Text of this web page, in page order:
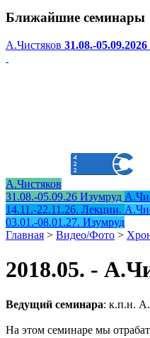
Ближайшие семинары
А.Чистяков 31.08.-05.09.2026
А.Чистяков
31.08.-05.09.26 Изумруд
14.11.-22.11.26. Лекции.
03.01.-08.01.27. Изумруд
Главная > Видео/Фото >
2018.05. -
Ведущий семинара: к.п.н.
На этом семинаре мы